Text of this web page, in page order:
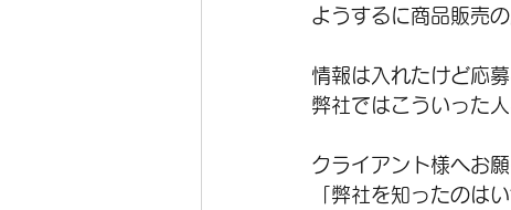
ようするに商品販売
情報は入れたけど応
弊社ではこういった
クライアント様へお
「弊社を知ったのは